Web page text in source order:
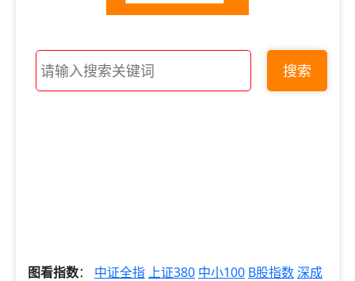
搜索
图看指数： 中证全指 上证380 中小100 B股指数深成